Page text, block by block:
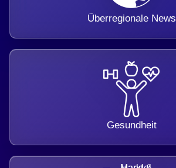
Überregionale News
Gesundheit